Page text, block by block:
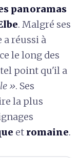
panoramas
. Malgré ses
réussi à
le long des
point qu'il a
». Ses
la plus
et romaine.